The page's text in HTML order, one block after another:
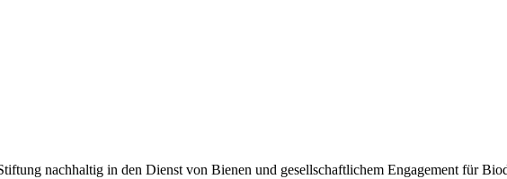
nachhaltig in den Dienst von Bienen und gesellschaftlichem Engagement für